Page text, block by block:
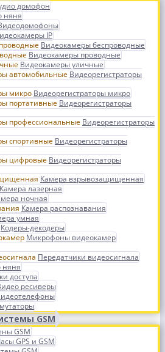
домофон
няня
IP
Видеокамеры беспроводные
Видеокамеры проводные
Видеокамеры уличные
Видеорегистраторы
Видеорегистраторы микро
Видеорегистраторы
Видеорегистраторы
Видеорегистраторы
Видеорегистраторы
Камера взрывозащищенная
Камера лазерная
ночная
Камера распознавания
умная
Кодеры-декодеры
Микрофоны видеокамер
Передатчики видеосигнала
няня
доступа
ресиверы
GSM
GSM
GPS и GSM